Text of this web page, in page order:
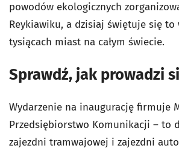
powodów ekologicznych
Reykiawiku, a dzisiaj świętuje się to
tysiącach miast na całym świecie.
Sprawdź, jak prowadzi
Wydarzenie na inaugurację firmuje
Przedsiębiorstwo Komunikacji – to
zajezdni tramwajowej i zajezdni